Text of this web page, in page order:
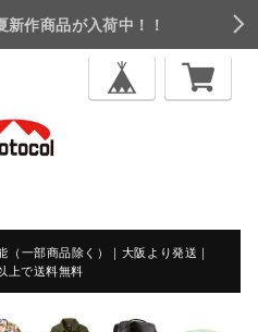
作商品が入荷中！！
一部商品除く）｜大阪より発送｜
上で送料無料